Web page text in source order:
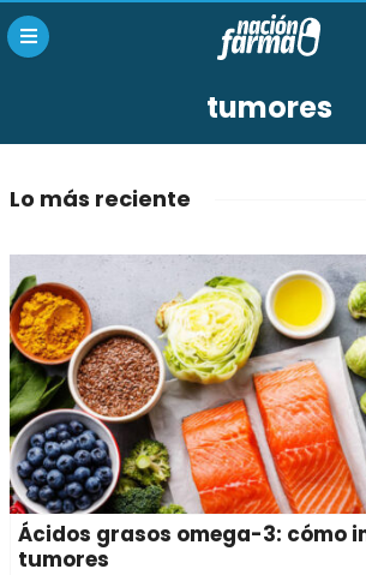
tumores
Lo más reciente
Ácidos grasos omega-3: cómo
tumores